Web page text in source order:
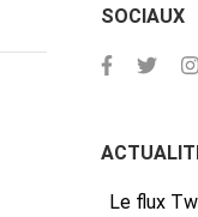
SOCIAUX
Le flux